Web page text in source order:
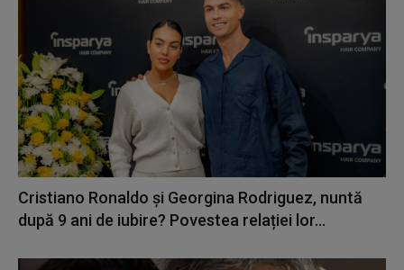
Cristiano Ronaldo și Georgina Rodriguez, nuntă
după 9 ani de iubire? Povestea relației lor...